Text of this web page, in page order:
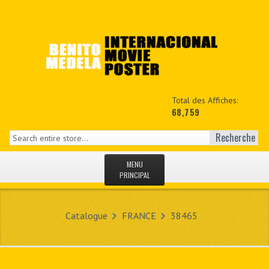
Total des Affiches:
68,759
Recherche
MENU
PRINCIPAL
MON COPTE
Catalogue FRANCE 38465